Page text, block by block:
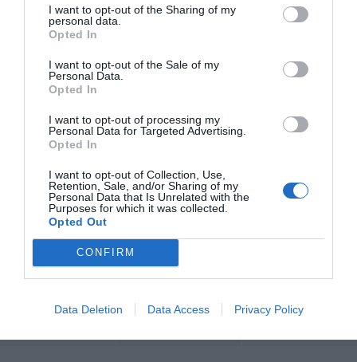
I want to opt-out of the Sharing of my
personal data.
Opted In
I want to opt-out of the Sale of my
Personal Data.
Opted In
I want to opt-out of processing my
Personal Data for Targeted Advertising.
Opted In
I want to opt-out of Collection, Use,
Retention, Sale, and/or Sharing of my
Personal Data that Is Unrelated with the
Purposes for which it was collected.
Opted Out
CONFIRM
Data Deletion Data Access Privacy Policy
Ritornerebbe in questo hotel?
Giugno 2011
CARINO
Ritornerebbe in questo hotel?
Germania
Maggio 2011
BUONO
7.4
Ritornerebbe in questo hotel?
dettagli